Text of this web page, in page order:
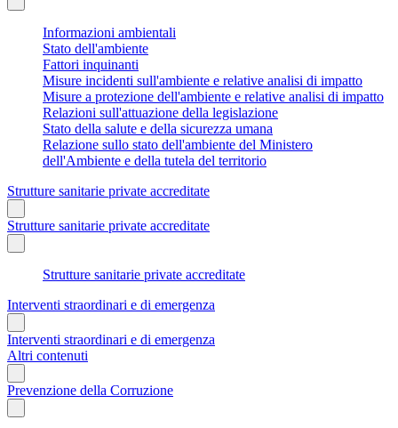
Informazioni ambientali
Stato dell'ambiente
Fattori inquinanti
Misure incidenti sull'ambiente e relative analisi di impatto
Misure a protezione dell'ambiente e relative analisi di impatto
Relazioni sull'attuazione della legislazione
Stato della salute e della sicurezza umana
Relazione sullo stato dell'ambiente del Ministero
dell'Ambiente e della tutela del territorio
Strutture sanitarie private accreditate
Strutture sanitarie private accreditate
Strutture sanitarie private accreditate
Interventi straordinari e di emergenza
Interventi straordinari e di emergenza
Altri contenuti
Prevenzione della Corruzione